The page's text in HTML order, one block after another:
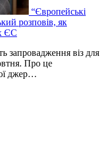
“Європейські
розповів, як
ЄС
запровадження віз для
Про це
джер…